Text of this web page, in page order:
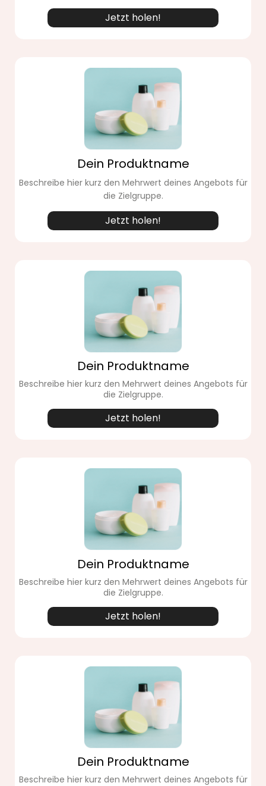
Jetzt holen!
Dein Produktname
Beschreibe hier kurz den Mehrwert deines Angebots für
die Zielgruppe.
Jetzt holen!
Dein Produktname
Beschreibe hier kurz den Mehrwert deines Angebots für
die Zielgruppe.
Jetzt holen!
Dein Produktname
Beschreibe hier kurz den Mehrwert deines Angebots für
die Zielgruppe.
Jetzt holen!
Dein Produktname
Beschreibe hier kurz den Mehrwert deines Angebots für